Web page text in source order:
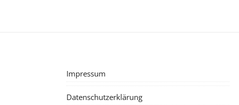
Impressum
Datenschutzerklärung